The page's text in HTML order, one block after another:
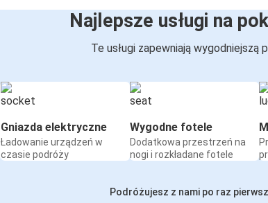
Najlepsze usługi na
Te usługi zapewniają wygodniejszą
Gniazda elektryczne
Ładowanie urządzeń w
czasie podróży
Wygodne fotele
Dodatkowa przestrzeń na
nogi i rozkładane fotele
Podróżujesz z nami po raz